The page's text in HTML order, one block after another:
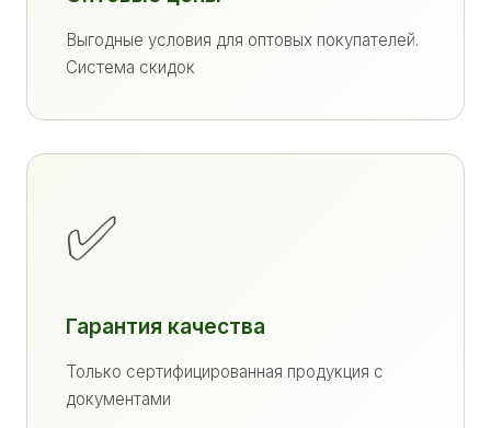
Выгодные условия для оптовых покупателей.
Система скидок
✅
Гарантия качества
Только сертифицированная продукция с
документами